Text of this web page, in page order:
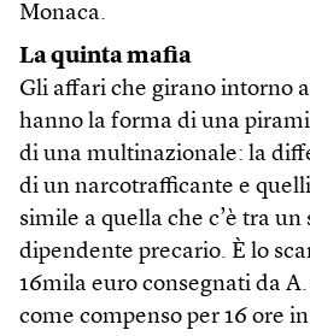
Monaca.
La quinta mafia
Gli affari che girano intorno
hanno la forma di una
di una multinazionale: la
di un narcotrafficante e
simile a quella che c’è tra
dipendente precario. È lo
16mila euro consegnati da
come compenso per 16 ore